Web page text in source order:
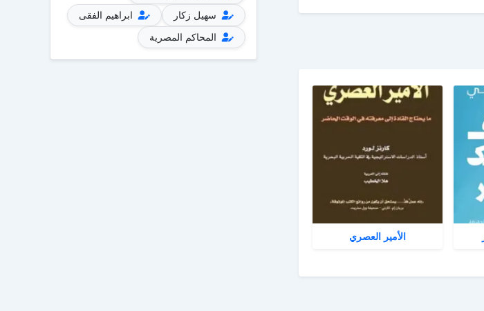
الأمير العصري
سهيل زكار
ابراهيم الفقى
المحاكم المصرية